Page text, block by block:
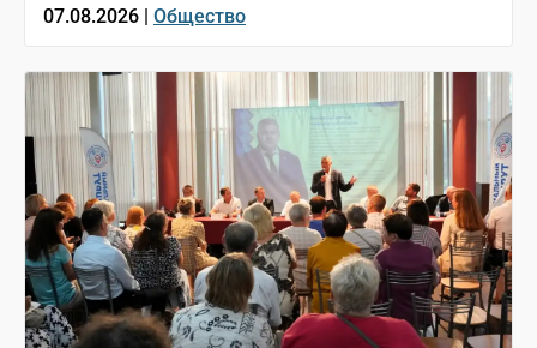
07.08.2026 | Общество